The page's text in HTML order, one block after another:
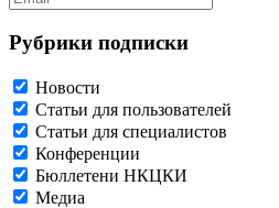
Рубрики подписки
Новости
Статьи для пользователей
Статьи для специалистов
Конференции
Бюллетени НКЦКИ
Медиа